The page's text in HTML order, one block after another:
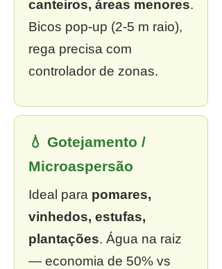
canteiros, áreas menores.
Bicos pop-up (2-5 m raio),
rega precisa com
controlador de zonas.
💧 Gotejamento /
Microaspersão
Ideal para pomares,
vinhedos, estufas,
plantações. Água na raiz
— economia de 50% vs